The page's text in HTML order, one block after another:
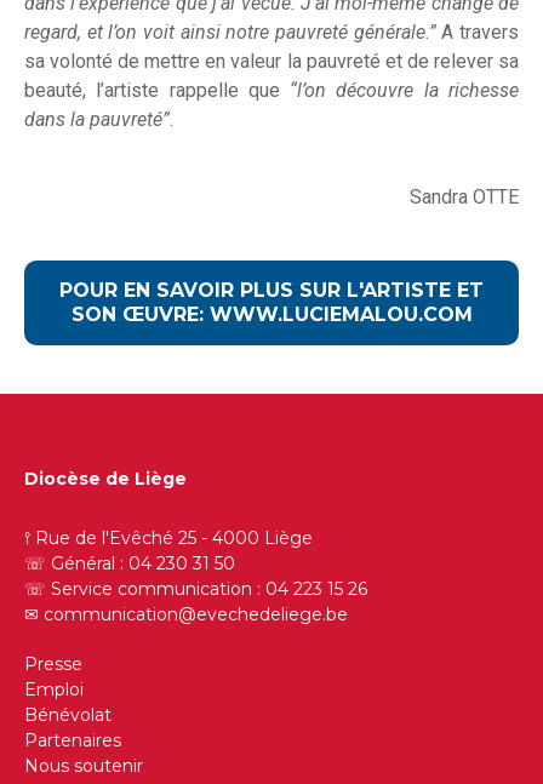
regard, et l’on voit ainsi notre pauvreté générale.”A travers
sa volonté de mettre en valeur la pauvreté et de relever sa
beauté, l’artiste rappelle que “l’on découvre la richesse
dans la pauvreté”.
Sandra OTTE
POUR EN SAVOIR PLUS SUR L'ARTISTE ET
SON ŒUVRE: WWW.LUCIEMALOU.COM
Diocèse de Liège
𖥣 Rue de l'Evêché 25 - 4000 Liège
☏ Général : 04 230 31 50
☏ Service communication : 04 223 15 26
✉︎ communication@evechedeliege.be
Presse
Emploi
Bénévolat
Partenaires
Nous soutenir